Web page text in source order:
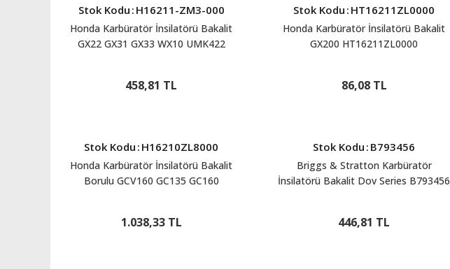
Stok Kodu : H16211-ZM3-000
Honda Karbüratör İnsilatörü Bakalit
GX22 GX31 GX33 WX10 UMK422
458,81 TL
Stok Kodu : HT16211ZL0000
Honda Karbüratör İnsilatörü Bakalit
GX200 HT16211ZL0000
86,08 TL
Stok Kodu : H16210ZL8000
Honda Karbüratör İnsilatörü Bakalit
Borulu GCV160 GC135 GC160
1.038,33 TL
Stok Kodu : B793456
Briggs & Stratton Karbüratör
İnsilatörü Bakalit Dov Series B793456
446,81 TL